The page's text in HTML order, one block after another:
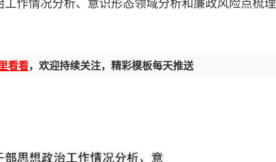
作情况分析、意识形态领域分析和廉政风险点梳理
看看，欢迎持续关注，精彩模板每天推送